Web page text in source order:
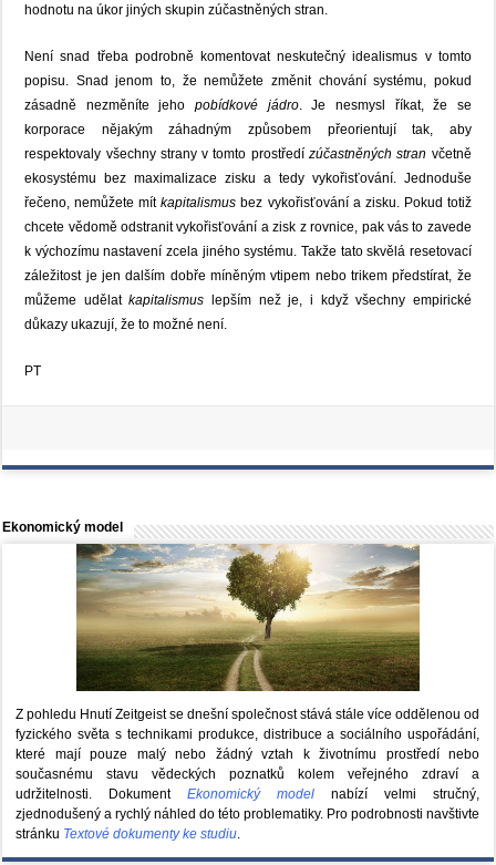
hodnotu na úkor jiných skupin zúčastněných stran.
Není snad třeba podrobně komentovat neskutečný idealismus v tomto
popisu. Snad jenom to, že nemůžete změnit chování systému, pokud
zásadně nezměníte jehopobídkové jádro. Je nesmysl říkat, že se
korporace nějakým záhadným způsobem přeorientují tak, aby
respektovaly všechny strany v tomto prostředízúčastněných stran včetně
ekosystému bez maximalizace zisku a tedy vykořisťování. Jednoduše
řečeno, nemůžete mítkapitalismus bez vykořisťování a zisku. Pokud totiž
chcete vědomě odstranit vykořisťování a zisk z rovnice, pak vás to zavede
k výchozímu nastavení zcela jiného systému. Takže tato skvělá resetovací
záležitost je jen dalším dobře míněným vtipem nebo trikem předstírat, že
můžeme udělatkapitalismus lepším než je, i když všechny empirické
důkazy ukazují, že to možné není.
PT
Ekonomický model
Z pohledu Hnutí Zeitgeist se dnešní společnost stává stále více oddělenou od
fyzického světa s technikami produkce, distribuce a sociálního uspořádání,
které mají pouze malý nebo žádný vztah k životnímu prostředí nebo
současnému stavu vědeckých poznatků kolem veřejného zdraví a
udržitelnosti. DokumentEkonomický model nabízí velmi stručný,
zjednodušený a rychlý náhled do této problematiky. Pro podrobnosti navštivte
stránku Textové dokumenty ke studiu.